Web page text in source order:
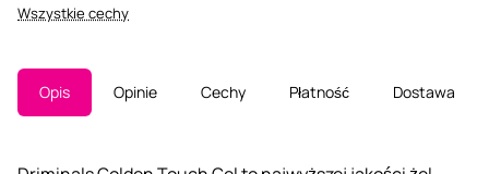
Wszystkie cechy
Opis Opinie Cechy Płatność Dostawa